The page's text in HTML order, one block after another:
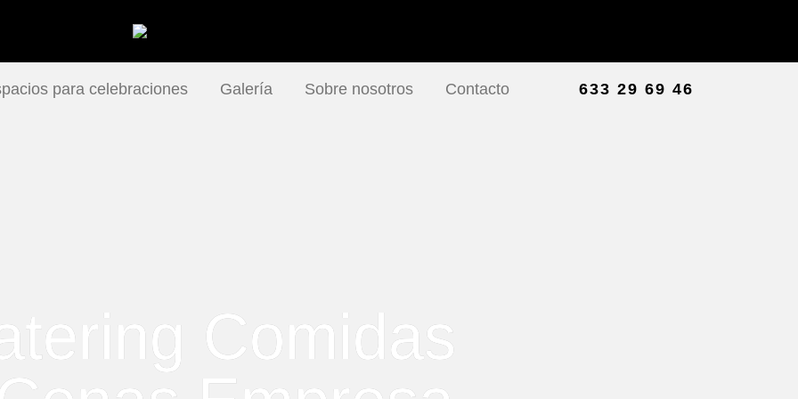
para celebraciones Galería Sobre nosotros Contacto 633 29 69 46
Comidas